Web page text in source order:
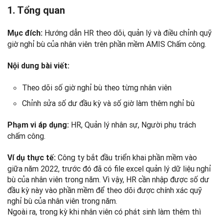
1. Tổng quan
Mục đích: Hướng dẫn HR theo dõi, quản lý và điều chỉnh quỹ
giờ nghỉ bù của nhân viên trên phần mềm AMIS Chấm công.
Nội dung bài viết:
Theo dõi số giờ nghỉ bù theo từng nhân viên
Chỉnh sửa số dư đầu kỳ và số giờ làm thêm nghỉ bù
Phạm vi áp dụng: HR, Quản lý nhân sự, Người phụ trách
chấm công.
Ví dụ thực tế: Công ty bắt đầu triển khai phần mềm vào
giữa năm 2022, trước đó đã có file excel quản lý dữ liệu nghỉ
bù của nhân viên trong năm. Vì vậy, HR cần nhập được số dư
đầu kỳ này vào phần mềm để theo dõi được chính xác quỹ
nghỉ bù của nhân viên trong năm.
Ngoài ra, trong kỳ khi nhân viên có phát sinh làm thêm thì